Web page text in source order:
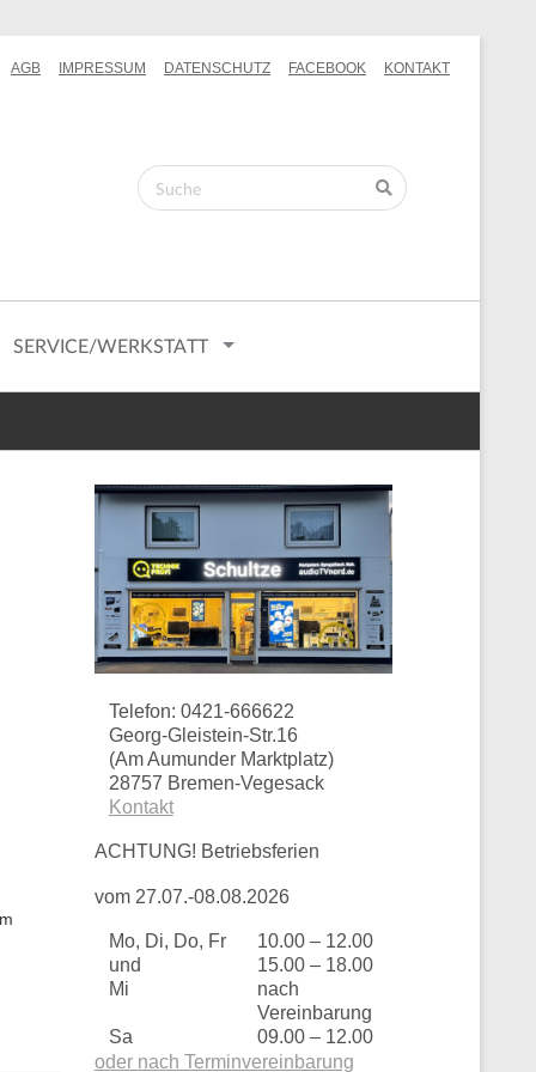
AGB IMPRESSUM DATENSCHUTZ FACEBOOK KONTAKT
SERVICE/WERKSTATT
Telefon: 0421-666622
Georg-Gleistein-Str.16
(Am Aumunder Marktplatz)
28757 Bremen-Vegesack
Kontakt
ACHTUNG! Betriebsferien
vom 27.07.-08.08.2026
Mo, Di, Do, Fr
10.00 – 12.00
und
15.00 – 18.00
Mi
nach
Vereinbarung
Sa
09.00 – 12.00
oder nach Terminvereinbarung